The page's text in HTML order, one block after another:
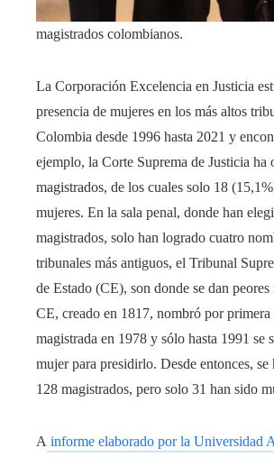
magistrados colombianos.
La Corporación Excelencia en Justicia
presencia de mujeres en los más altos
Colombia desde 1996 hasta 2021 y
ejemplo, la Corte Suprema de Justicia ha
magistrados, de los cuales solo 18
mujeres. En la sala penal, donde han
magistrados, solo han logrado cuatro
tribunales más antiguos, el Tribunal
de Estado (CE), son donde se dan peores
CE, creado en 1817, nombró por primera
magistrada en 1978 y sólo hasta 1991 se
mujer para presidirlo. Desde entonces, se
128 magistrados, pero solo 31 han sido
A informe elaborado por la Universidad